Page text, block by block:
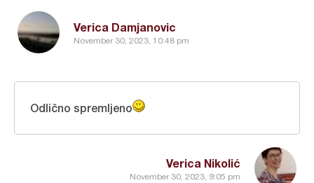
Verica Damjanovic
November 30, 2023, 10:48 pm
Verica Nikolić
November 30, 2023, 9:05 pm
Odlično spremljeno